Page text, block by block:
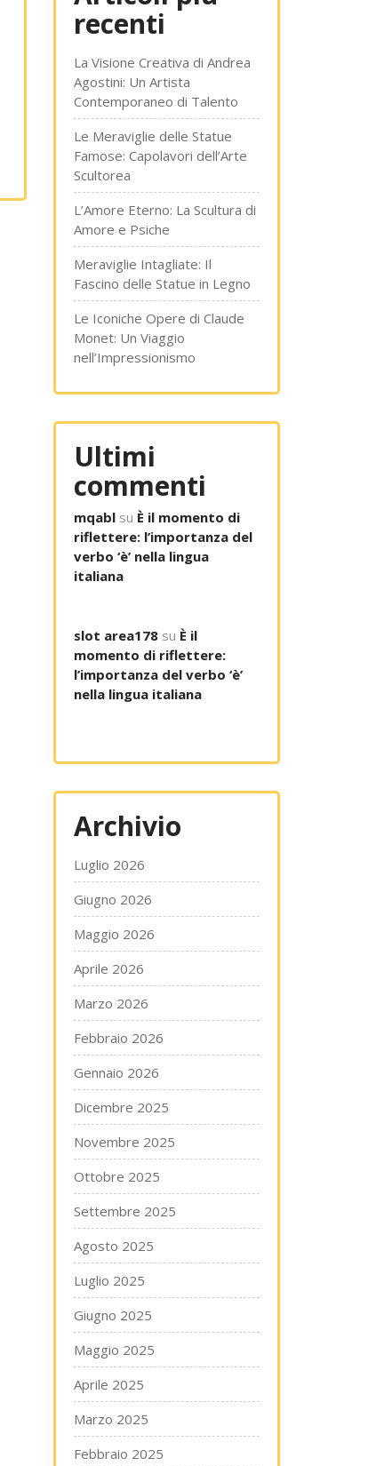
recenti
La Visione Creativa di Andrea
Agostini: Un Artista
Contemporaneo di Talento
Le Meraviglie delle Statue
Famose: Capolavori dell’Arte
Scultorea
L’Amore Eterno: La Scultura di
Amore e Psiche
Meraviglie Intagliate: Il
Fascino delle Statue in Legno
Le Iconiche Opere di Claude
Monet: Un Viaggio
nell’Impressionismo
Ultimi
commenti
mqabl su È il momento di
riflettere: l’importanza del
verbo ‘è’ nella lingua
italiana
slot area178 su È il
momento di riflettere:
l’importanza del verbo ‘è’
nella lingua italiana
Archivio
Luglio 2026
Giugno 2026
Maggio 2026
Aprile 2026
Marzo 2026
Febbraio 2026
Gennaio 2026
Dicembre 2025
Novembre 2025
Ottobre 2025
Settembre 2025
Agosto 2025
Luglio 2025
Giugno 2025
Maggio 2025
Aprile 2025
Marzo 2025
Febbraio 2025